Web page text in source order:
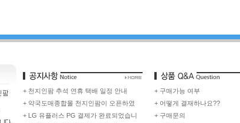
+ 천지인팜 추석 연휴 택배 일정 안내
+ 약국도매종합몰 천지인팜이 오픈하였
+ LG 유플러스 PG 결제가 완료되었습니
+ 구매가능 여부
+ 어떻게 결재하나요??
+ 구매문의